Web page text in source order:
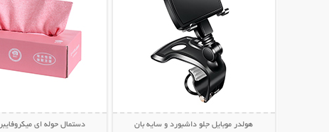
هولدر موبایل جلو داشبورد و سایه بان دستمال حوله ای میکروفایبر 20 عددی